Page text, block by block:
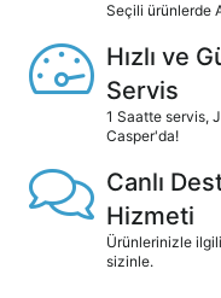
Seçili ürünlerde
Hızlı ve
Servis
1 Saatte servis,
Casper'da!
Canlı
Hizmeti
Ürünlerinizle
sizinle.